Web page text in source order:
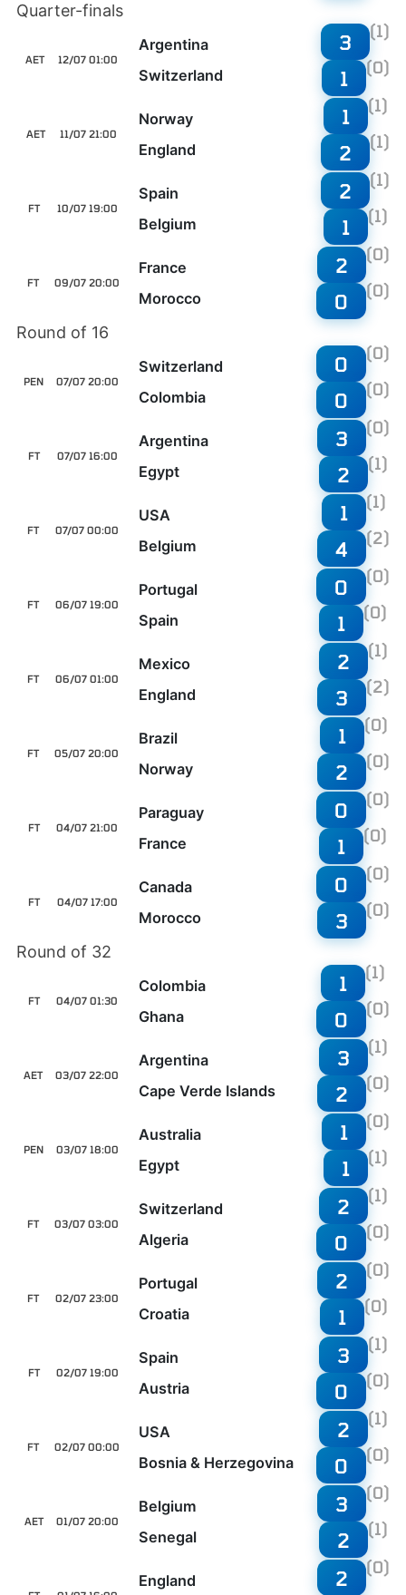
Quarter-finals
12/07 01:00
AET
Argentina
Switzerland
3 (1)
1 (0)
11/07 21:00
AET
Norway
England
1 (1)
2 (1)
10/07 19:00
FT
Spain
Belgium
2 (1)
1 (1)
09/07 20:00
FT
France
Morocco
2 (0)
0 (0)
Round of 16
07/07 20:00
PEN
Switzerland
Colombia
0 (0)
0 (0)
07/07 16:00
FT
Argentina
Egypt
3 (0)
2 (1)
07/07 00:00
FT
USA
Belgium
1 (1)
4 (2)
06/07 19:00
FT
Portugal
Spain
0 (0)
1 (0)
06/07 01:00
FT
Mexico
England
2 (1)
3 (2)
05/07 20:00
FT
Brazil
Norway
1 (0)
2 (0)
04/07 21:00
FT
Paraguay
France
0 (0)
1 (0)
04/07 17:00
FT
Canada
Morocco
0 (0)
3 (0)
Round of 32
04/07 01:30
FT
Colombia
Ghana
1 (1)
0 (0)
03/07 22:00
AET
Argentina
Cape Verde Islands
3 (1)
2 (0)
03/07 18:00
PEN
Australia
Egypt
1 (0)
1 (1)
03/07 03:00
FT
Switzerland
Algeria
2 (1)
0 (0)
02/07 23:00
FT
Portugal
Croatia
2 (0)
1 (0)
02/07 19:00
FT
Spain
Austria
3 (1)
0 (0)
02/07 00:00
FT
USA
Bosnia & Herzegovina
2 (1)
0 (0)
01/07 20:00
AET
Belgium
Senegal
3 (0)
2 (1)
England 2
(0)